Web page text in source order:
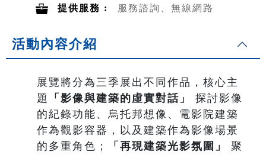
提供服務 : 服務諮詢、無線網路
活動內容介紹
展覽將分為三季展出不同作品，核心主
題
「影像與建築的虛實對話」
探討影像
的紀錄功能、烏托邦想像、電影院建築
作為觀影容器，以及建築作為影像場景
的多重角色；
「再現建築光影氛圍」
聚